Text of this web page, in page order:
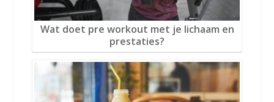
Wat doet pre workout met je lichaam en
prestaties?